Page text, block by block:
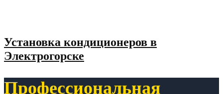
Установка кондиционеров в
Электрогорске
Профессиональная